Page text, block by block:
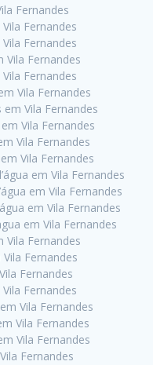
Fernandes
Fernandes
Fernandes
Vila Fernandes
Fernandes
Vila Fernandes
Vila Fernandes
Vila Fernandes
Vila Fernandes
Vila Fernandes
em Vila Fernandes
em Vila Fernandes
em Vila Fernandes
em Vila Fernandes
Vila Fernandes
Fernandes
Fernandes
Fernandes
Vila Fernandes
Vila Fernandes
Vila Fernandes
Fernandes